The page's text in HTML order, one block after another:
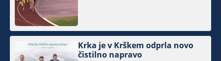
Krka je v Krškem odprla novo
čistilno napravo